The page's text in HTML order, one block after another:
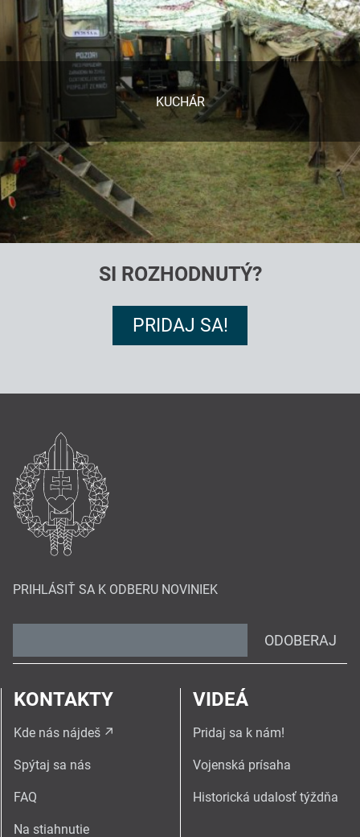
KUCHÁR
SI ROZHODNUTÝ?
PRIDAJ SA!
PRIHLÁSIŤ SA K ODBERU NOVINIEK
ODOBERAJ
KONTAKTY
Kde nás nájdeš
Spýtaj sa nás
FAQ
Na stiahnutie
VIDEÁ
Pridaj sa k nám!
Vojenská prísaha
Historická udalosť týždňa